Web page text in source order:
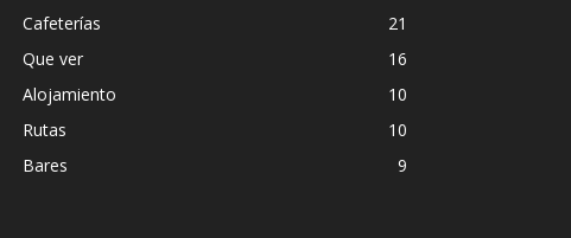
Cafeterías
21
Que ver
16
Alojamiento
10
Rutas
10
Bares
9